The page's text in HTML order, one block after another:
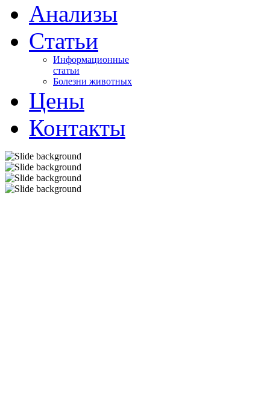
Анализы
Cтатьи
Информационные
статьи
Болезни животных
Цены
Контакты